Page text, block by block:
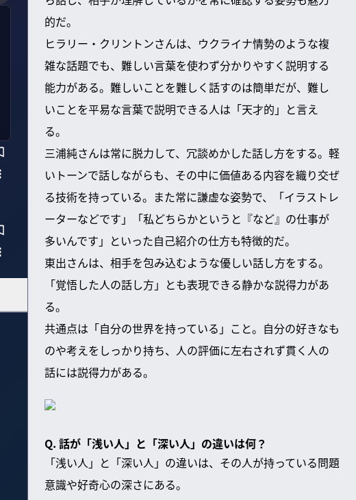
的だ。
ヒラリー・クリントンさんは、ウクライナ情勢のような複
雑な話題でも、難しい言葉を使わず分かりやすく説明する
能力がある。難しいことを難しく話すのは簡単だが、難し
いことを平易な言葉で説明できる人は「天才的」と言え
る。
三浦純さんは常に脱力して、冗談めかした話し方をする。軽
いトーンで話しながらも、その中に価値ある内容を織り交ぜ
る技術を持っている。また常に謙虚な姿勢で、「イラストレ
ーターなどです」「私どちらかというと『など』の仕事が
多いんです」といった自己紹介の仕方も特徴的だ。
東出さんは、相手を包み込むような優しい話し方をする。
「覚悟した人の話し方」とも表現できる静かな説得力があ
る。
共通点は「自分の世界を持っている」こと。自分の好きなも
のや考えをしっかり持ち、人の評価に左右されず貫く人の
話には説得力がある。
Q. 話が「浅い人」と「深い人」の違いは何？
「浅い人」と「深い人」の違いは、その人が持っている問題
意識や好奇心の深さにある。